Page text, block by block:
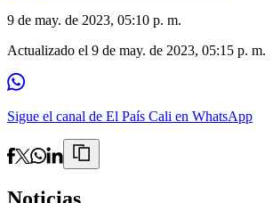
9 de may. de 2023, 05:10 p. m.
Actualizado el 9 de may. de 2023, 05:15 p. m.
Sigue el canal de El País Cali en WhatsApp